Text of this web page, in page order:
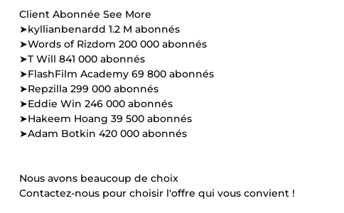
Client Abonnée See More
➤kyllianbenardd 1.2 M abonnés
➤Words of Rizdom 200 000 abonnés
➤T Will 841 000 abonnés
➤FlashFilm Academy 69 800 abonnés
➤Repzilla 299 000 abonnés
➤Eddie Win 246 000 abonnés
➤Hakeem Hoang 39 500 abonnés
➤Adam Botkin 420 000 abonnés
Nous avons beaucoup de choix
Contactez-nous pour choisir l'offre qui vous convient !